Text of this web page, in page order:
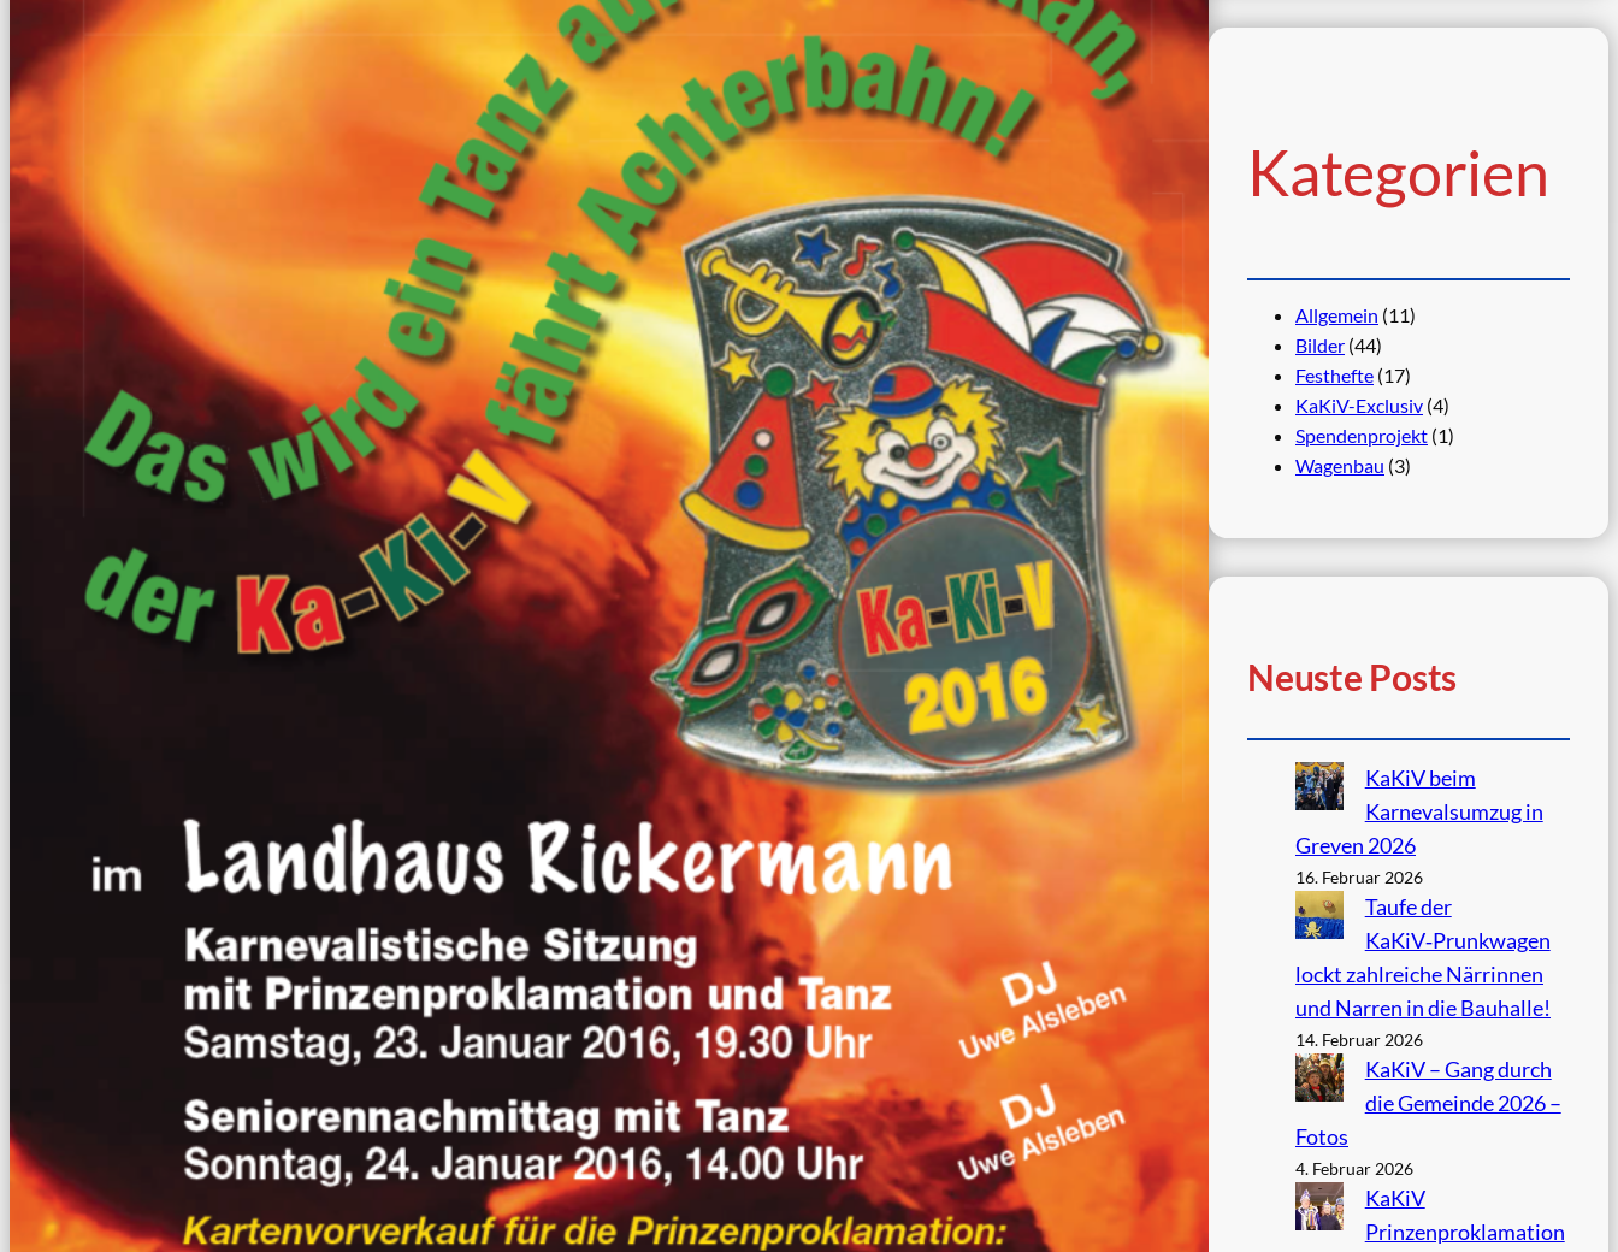
h
Kategorien
Allgemein (11)
Bilder (44)
Festhefte (17)
KaKiV-Exclusiv (4)
Spendenprojekt (1)
Wagenbau (3)
Neuste Posts
KaKiV beim
Karnevalsumzug in
Greven 2026
16. Februar 2026
Taufe der
KaKiV‑Prunkwagen
lockt zahlreiche Närrinnen
und Narren in die Bauhalle!
14. Februar 2026
KaKiV – Gang durch
die Gemeinde 2026 –
Fotos
4. Februar 2026
KaKiV
Prinzenproklamation